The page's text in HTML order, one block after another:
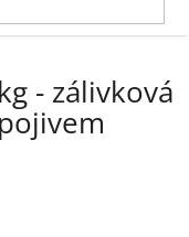
- zálivková